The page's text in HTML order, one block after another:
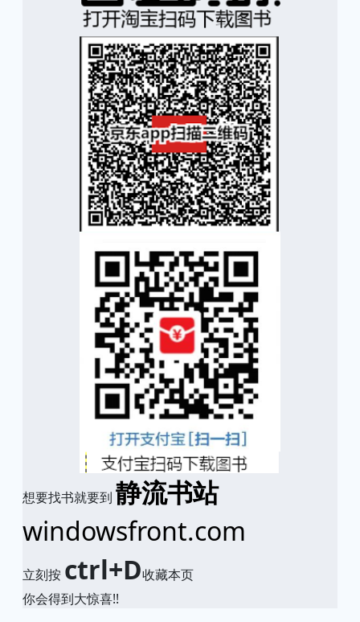
想要找书就要到 静流书站
windowsfront.com
立刻按 ctrl+D收藏本页
你会得到大惊喜!!